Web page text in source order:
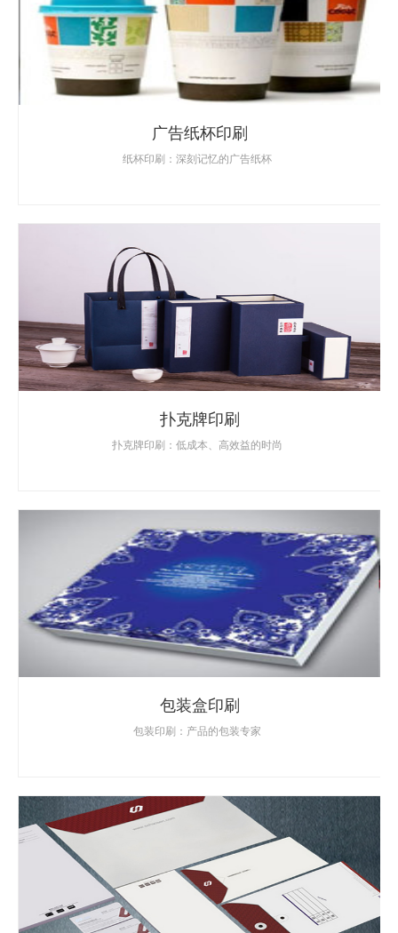
广告纸杯印刷
纸杯印刷：深刻记忆的广告纸杯
扑克牌印刷
扑克牌印刷：低成本、高效益的时尚
包装盒印刷
包装印刷：产品的包装专家